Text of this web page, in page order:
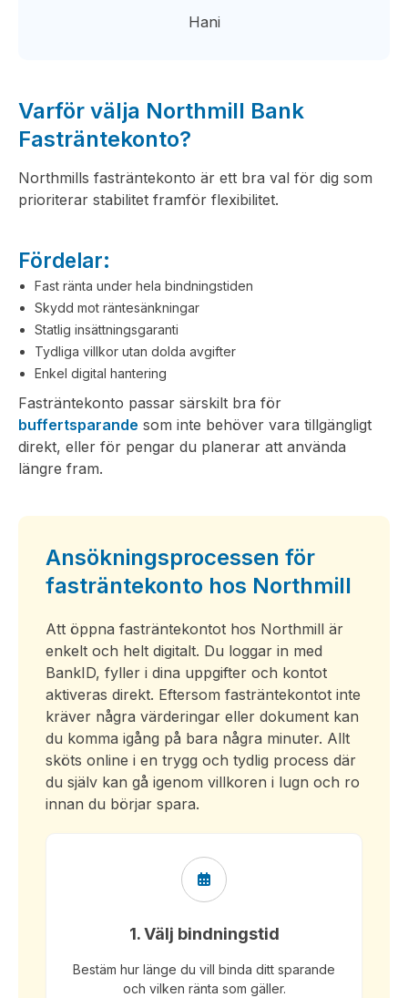
Hani
Varför välja Northmill Bank
Fasträntekonto?
Northmills fasträntekonto är ett bra val för dig som
prioriterar stabilitet framför flexibilitet.
Fördelar:
Fast ränta under hela bindningstiden
Skydd mot räntesänkningar
Statlig insättningsgaranti
Tydliga villkor utan dolda avgifter
Enkel digital hantering
Fasträntekonto passar särskilt bra för
buffertsparande som inte behöver vara tillgängligt
direkt, eller för pengar du planerar att använda
längre fram.
Ansökningsprocessen för
fasträntekonto hos Northmill
Att öppna fasträntekontot hos Northmill är
enkelt och helt digitalt. Du loggar in med
BankID, fyller i dina uppgifter och kontot
aktiveras direkt. Eftersom fasträntekontot inte
kräver några värderingar eller dokument kan
du komma igång på bara några minuter. Allt
sköts online i en trygg och tydlig process där
du själv kan gå igenom villkoren i lugn och ro
innan du börjar spara.
1. Välj bindningstid
Bestäm hur länge du vill binda ditt sparande
och vilken ränta som gäller.